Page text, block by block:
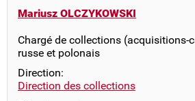
Mariusz OLCZYKOWSKI
Chargé de collections (acquisitions-
russe et polonais
Direction:
Direction des collections